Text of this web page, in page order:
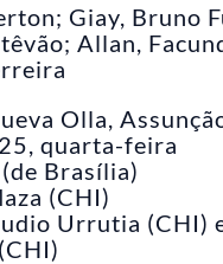
Giay, Bruno
Allan,
Olla,
quarta-feira
Brasília)
(CHI)
Urrutia (CHI)